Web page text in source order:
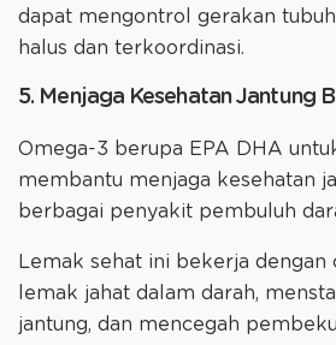
dapat mengontrol gerakan
halus dan terkoordinasi.
5. Menjaga Kesehatan Jantung
Omega-3 berupa EPA DHA
membantu menjaga kesehatan
berbagai penyakit pembuluh
Lemak sehat ini bekerja dengan
lemak jahat dalam darah,
jantung, dan mencegah